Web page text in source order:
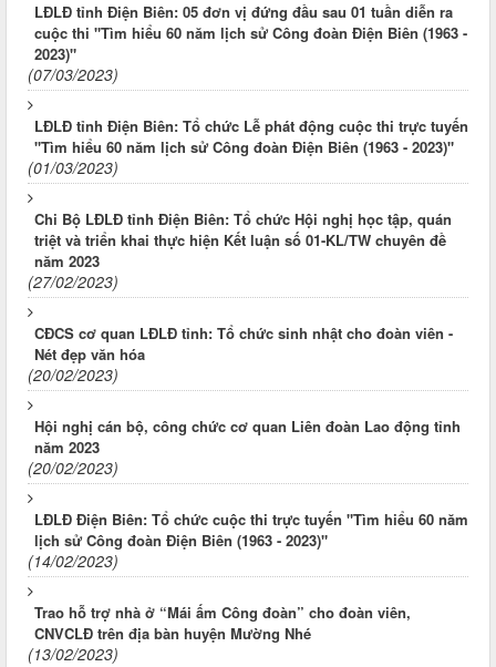
LĐLĐ tỉnh Điện Biên: 05 đơn vị đứng đầu sau 01 tuần diễn ra
cuộc thi "Tìm hiểu 60 năm lịch sử Công đoàn Điện Biên (1963 -
2023)"
(07/03/2023)
LĐLĐ tỉnh Điện Biên: Tổ chức Lễ phát động cuộc thi trực tuyến
"Tìm hiểu 60 năm lịch sử Công đoàn Điện Biên (1963 - 2023)"
(01/03/2023)
Chi Bộ LĐLĐ tỉnh Điện Biên: Tổ chức Hội nghị học tập, quán
triệt và triển khai thực hiện Kết luận số 01-KL/TW chuyên đề
năm 2023
(27/02/2023)
CĐCS cơ quan LĐLĐ tỉnh: Tổ chức sinh nhật cho đoàn viên -
Nét đẹp văn hóa
(20/02/2023)
Hội nghị cán bộ, công chức cơ quan Liên đoàn Lao động tỉnh
năm 2023
(20/02/2023)
LĐLĐ Điện Biên: Tổ chức cuộc thi trực tuyến "Tìm hiểu 60 năm
lịch sử Công đoàn Điện Biên (1963 - 2023)"
(14/02/2023)
Trao hỗ trợ nhà ở “Mái ấm Công đoàn” cho đoàn viên,
CNVCLĐ trên địa bàn huyện Mường Nhé
(13/02/2023)